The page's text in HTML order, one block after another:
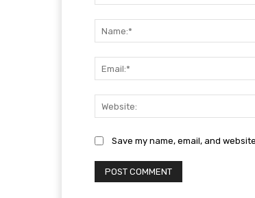
Save my name, email, and